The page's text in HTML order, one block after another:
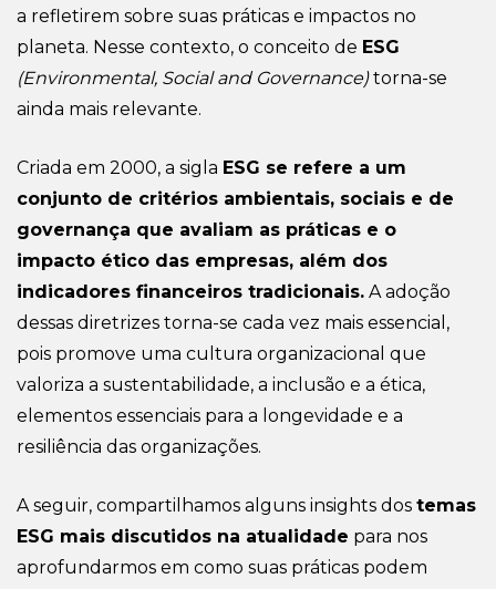
a refletirem sobre suas práticas e impactos no
planeta. Nesse contexto, o conceito de ESG
(Environmental, Social and Governance)torna-se
ainda mais relevante.
Criada em 2000, a sigla ESG se refere a um
conjunto de critérios ambientais, sociais e de
governança que avaliam as práticas e o
impacto ético das empresas, além dos
indicadores financeiros tradicionais. A adoção
dessas diretrizes torna-se cada vez mais essencial,
pois promove uma cultura organizacional que
valoriza a sustentabilidade, a inclusão e a ética,
elementos essenciais para a longevidade e a
resiliência das organizações.
A seguir, compartilhamos alguns insights dos temas
ESG mais discutidos na atualidade para nos
aprofundarmos em como suas práticas podem